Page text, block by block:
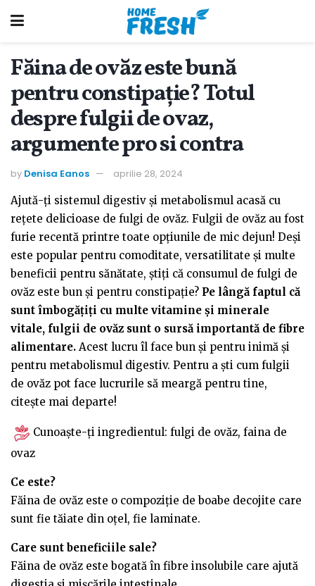
Făina de ovăz este bună
pentru constipație? Totul
despre fulgii de ovaz,
argumente pro si contra
by Denisa Eanos
aprilie 28, 2024
Ajută-ți sistemul digestiv și metabolismul acasă cu
rețete delicioase de fulgi de ovăz. Fulgii de ovăz au fost
furie recentă printre toate opțiunile de mic dejun! Deși
este popular pentru comoditate, versatilitate și multe
beneficii pentru sănătate, știți că consumul de fulgi de
ovăz este bun și pentru constipație? Pe lângă faptul că
sunt îmbogățiți cu multe vitamine și minerale
vitale, fulgii de ovăz sunt o sursă importantă de fibre
alimentare. Acest lucru îl face bun și pentru inimă și
pentru metabolismul digestiv. Pentru a ști cum fulgii
de ovăz pot face lucrurile să meargă pentru tine,
citește mai departe!
Cunoaște-ți ingredientul: fulgi de ovăz, faina de
ovaz
Ce este?
Făina de ovăz este o compoziție de boabe decojite care
sunt fie tăiate din oțel, fie laminate.
Care sunt beneficiile sale?
Făina de ovăz este bogată în fibre insolubile care ajută